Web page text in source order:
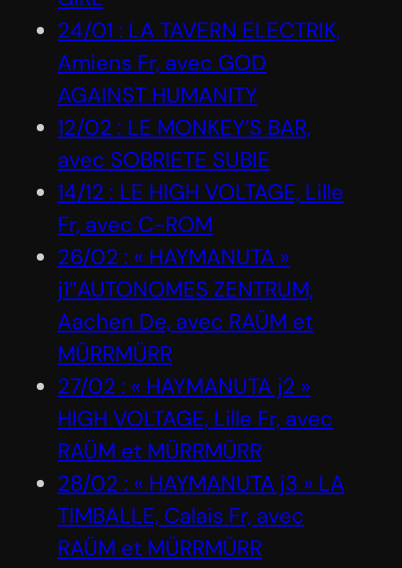
24/01 : LA TAVERN ELECTRIK,
Amiens Fr, avec GOD
AGAINST HUMANITY
12/02 : LE MONKEY’S BAR,
avec SOBRIETE SUBIE
14/12 : LE HIGH VOLTAGE, Lille
Fr, avec C-ROM
26/02 : « HAYMANUTA »
j1″AUTONOMES ZENTRUM,
Aachen De, avec RAÜM et
MÜRRMÜRR
27/02 : « HAYMANUTA j2 »
HIGH VOLTAGE, Lille Fr, avec
RAÜM et MÜRRMÜRR
28/02 : « HAYMANUTA j3 » LA
TIMBALLE, Calais Fr, avec
RAÜM et MÜRRMÜRR